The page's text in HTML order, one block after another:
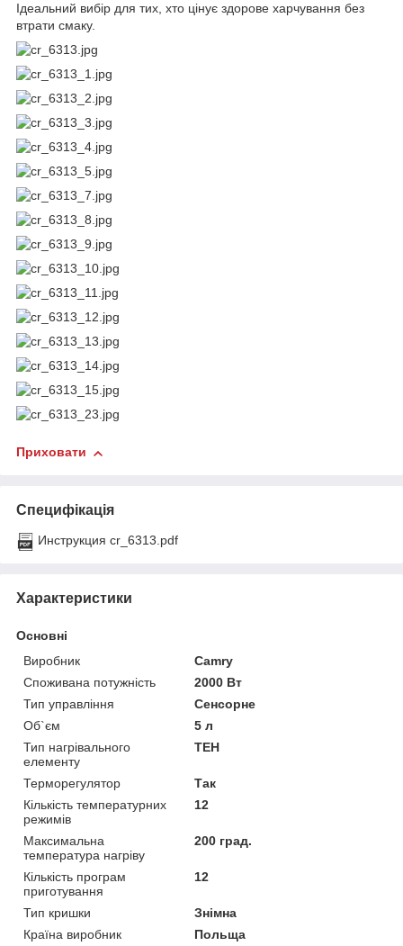
Ідеальний вибір для тих, хто цінує здорове харчування без
втрати смаку.
Приховати
Специфікація
Инструкция cr_6313.pdf
Характеристики
Основні
Виробник
Camry
Споживана потужність
2000 Вт
Тип управління
Сенсорне
Об`єм
5 л
Тип нагрівального
елементу
ТЕН
Терморегулятор
Так
Кількість температурних
режимів
12
Максимальна
температура нагріву
200 град.
Кількість програм
приготування
12
Тип кришки
Знімна
Країна виробник
Польща